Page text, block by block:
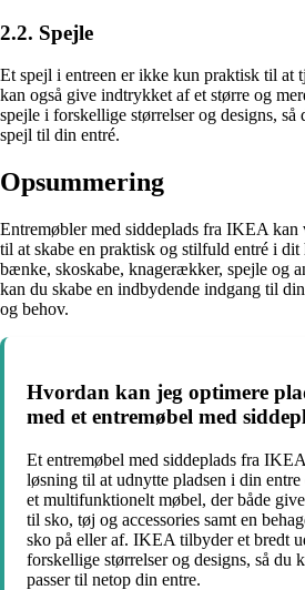
2.2. Spejle
Et spejl i entreen er ikke kun praktisk til at
kan også give indtrykket af et større og
spejle i forskellige størrelser og designs,
spejl til din entré.
Opsummering
Entremøbler med siddeplads fra IKEA
til at skabe en praktisk og stilfuld entré i
bænke, skoskabe, knagerækker, spejle og
kan du skabe en indbydende indgang til
og behov.
Hvordan kan jeg optimere
med et entremøbel med
Et entremøbel med siddeplads fra
løsning til at udnytte pladsen i din
et multifunktionelt møbel, der både
til sko, tøj og accessories samt en
sko på eller af. IKEA tilbyder et bredt
forskellige størrelser og designs, så du
passer til netop din entre.